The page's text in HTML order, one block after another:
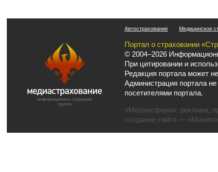
Автострахование Медицинское
Портал о страховании
© 2004–2026
При цитировании и
Редакция портала может
Администрация портала
посетителями портала.
«Медиасфера»: реклама,
создание сайта —